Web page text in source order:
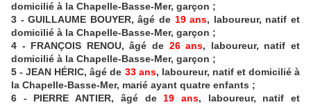
domicilié à la Chapelle-Basse-Mer, garçon ;
3 - GUILLAUME BOUYER, âgé de 19 ans, laboureur, natif et
domicilié à la Chapelle-Basse-Mer, garçon ;
4 - FRANÇOIS RENOU, âgé de 26 ans, laboureur, natif et
domicilié à la Chapelle-Basse-Mer, garçon ;
5 - JEAN HÉRIC, âgé de 33 ans, laboureur, natif et domicilié à
la Chapelle-Basse-Mer, marié ayant quatre enfants ;
6 - PIERRE ANTIER, âgé de 19 ans, laboureur, natif et